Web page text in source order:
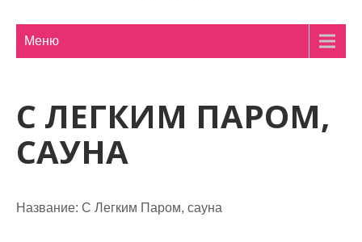
Меню
С ЛЕГКИМ ПАРОМ,
САУНА
Название: С Легким Паром, сауна